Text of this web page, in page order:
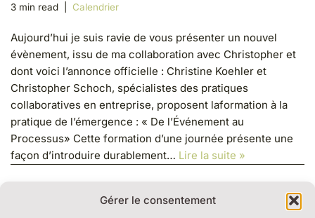
Gérer le consentement
3 min read Calendrier
Aujourd’hui je suis ravie de vous présenter un nouvel
évènement, issu de ma collaboration avec Christopher et
dont voici l’annonce officielle : Christine Koehler et
Christopher Schoch, spécialistes des pratiques
collaboratives en entreprise, proposent laformation à la
pratique de l’émergence : « De l’Événement au
Processus» Cette formation d’une journée présente une
façon d’introduire durablement… Lire la suite »